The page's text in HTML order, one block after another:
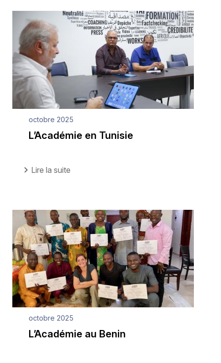
octobre 2025
L’Académie en Tunisie
Lire la suite
octobre 2025
L’Académie au Benin